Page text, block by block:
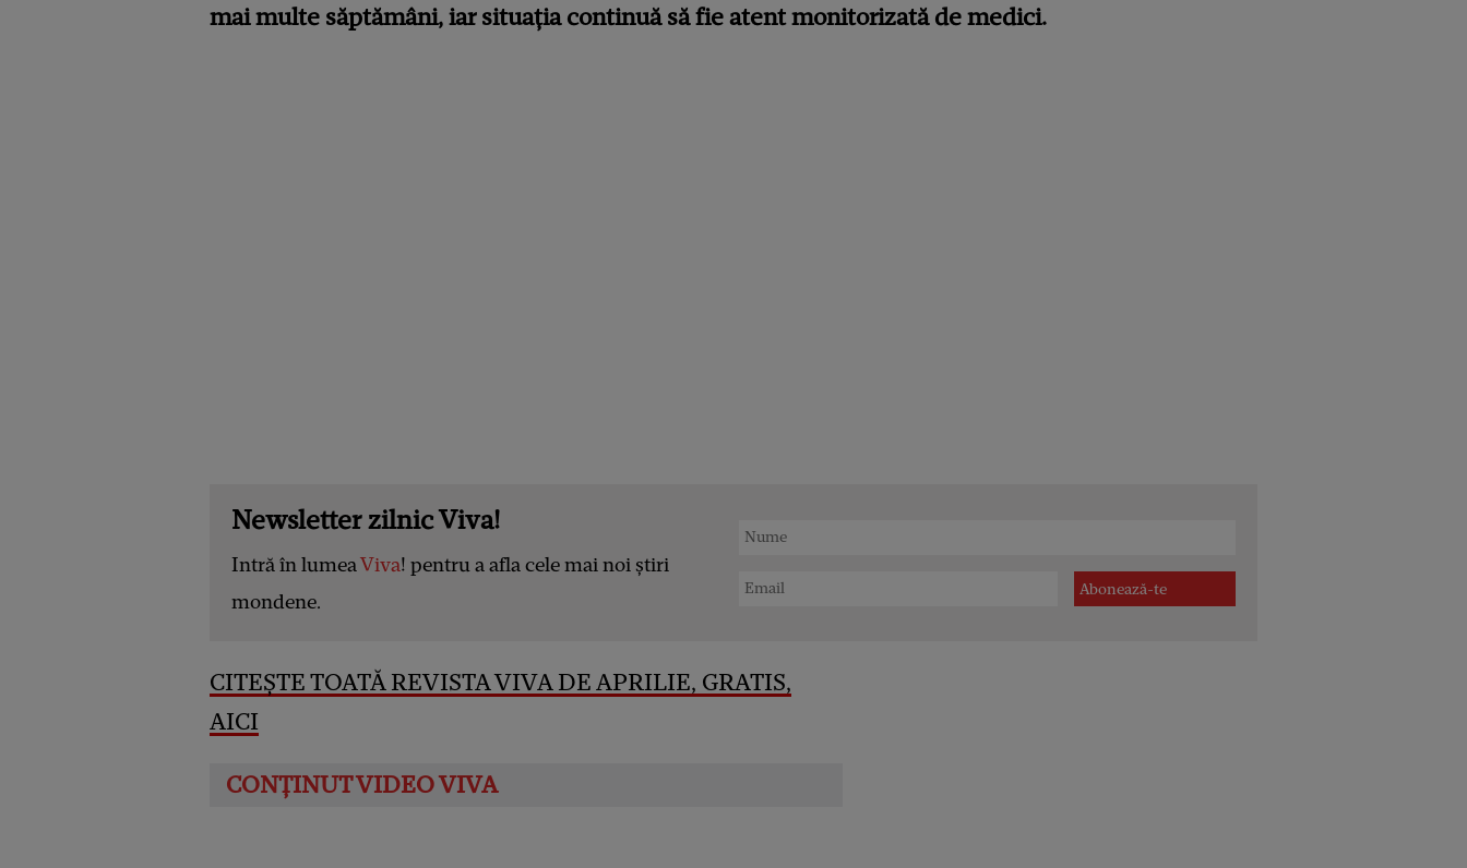
mai multe săptămâni, iar situația continuă să fie atent monitorizată de medici.
Newsletter zilnic Viva!
Intră în lumeaViva! pentru a afla cele mai noi știri
mondene.
CITEȘTE TOATĂ REVISTA VIVA DE APRILIE, GRATIS,
AICI